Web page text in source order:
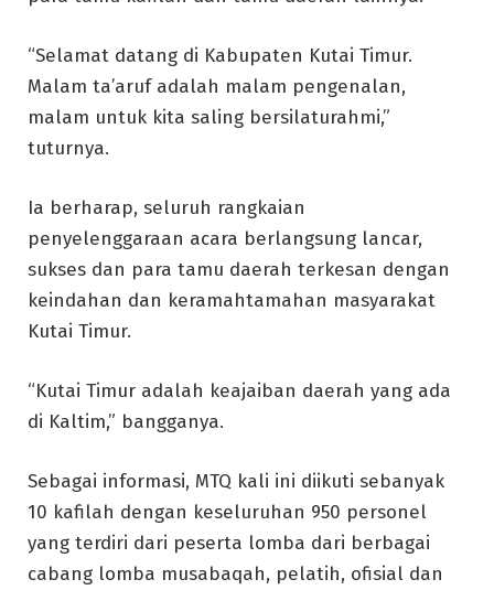
“Selamat datang di Kabupaten Kutai Timur.
Malam ta’aruf adalah malam pengenalan,
malam untuk kita saling bersilaturahmi,”
tuturnya.
Ia berharap, seluruh rangkaian
penyelenggaraan acara berlangsung lancar,
sukses dan para tamu daerah terkesan dengan
keindahan dan keramahtamahan masyarakat
Kutai Timur.
“Kutai Timur adalah keajaiban daerah yang ada
di Kaltim,” bangganya.
Sebagai informasi, MTQ kali ini diikuti sebanyak
10 kafilah dengan keseluruhan 950 personel
yang terdiri dari peserta lomba dari berbagai
cabang lomba musabaqah, pelatih, ofisial dan